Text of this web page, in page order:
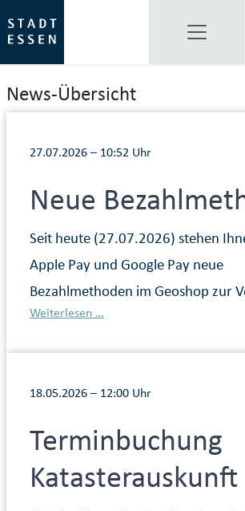
News-Übersicht
27.07.2026 – 10:52 Uhr
Neue
Seit heute (27.07.2026) stehen
Apple Pay und Google Pay neue
Bezahlmethoden im Geoshop zur
Weiterlesen …
18.05.2026 – 12:00 Uhr
Terminbuchung
Katasterauskunft